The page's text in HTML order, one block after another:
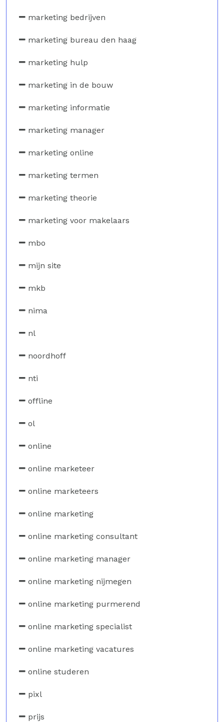
marketing bedrijven
marketing bureau den haag
marketing hulp
marketing in de bouw
marketing informatie
marketing manager
marketing online
marketing termen
marketing theorie
marketing voor makelaars
mbo
mijn site
mkb
nima
nl
noordhoff
nti
offline
ol
online
online marketeer
online marketeers
online marketing
online marketing consultant
online marketing manager
online marketing nijmegen
online marketing purmerend
online marketing specialist
online marketing vacatures
online studeren
pixl
prijs